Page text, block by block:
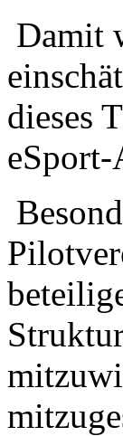
Damit
dieses